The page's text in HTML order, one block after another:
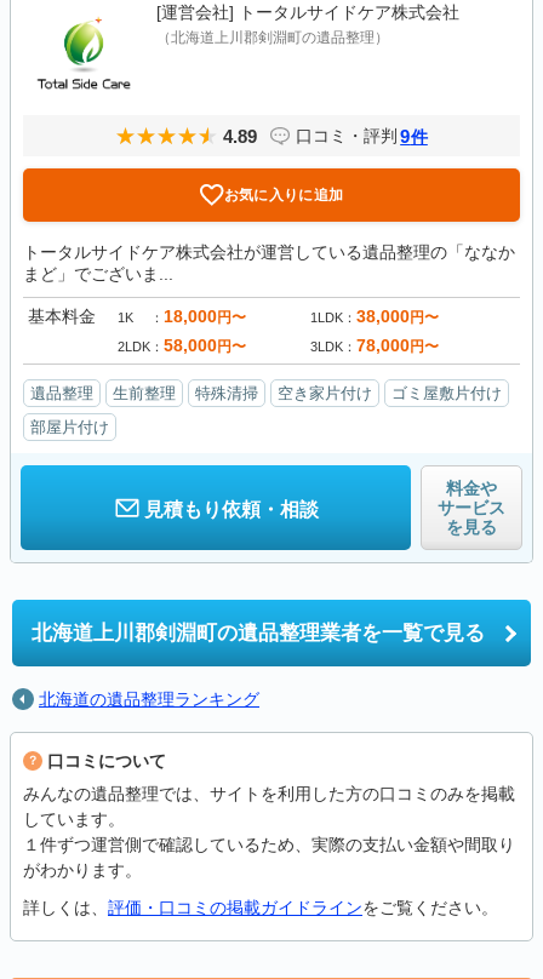
[運営会社] トータルサイドケア株式会社
（北海道上川郡剣淵町の遺品整理）
4.89 口コミ・評判 9件
お気に入りに追加
トータルサイドケア株式会社が運営している遺品整理の「ななか
まど」でございま...
基本料金 1K 18,000円〜 1LDK 38,000円〜
2LDK 58,000円〜 3LDK 78,000円〜
遺品整理 生前整理 特殊清掃 空き家片付け
ゴミ屋敷片付け
部屋片付け
見積もり依頼・相談
料金や
サービス
を見る
北海道上川郡剣淵町の遺品整理業者を一覧で見る
北海道の遺品整理ランキング
口コミについて
みんなの遺品整理では、サイトを利用した方の口コミのみを掲載
しています。
１件ずつ運営側で確認しているため、実際の支払い金額や間取り
がわかります。
詳しくは、 評価・口コミの掲載ガイドラインをご覧ください。